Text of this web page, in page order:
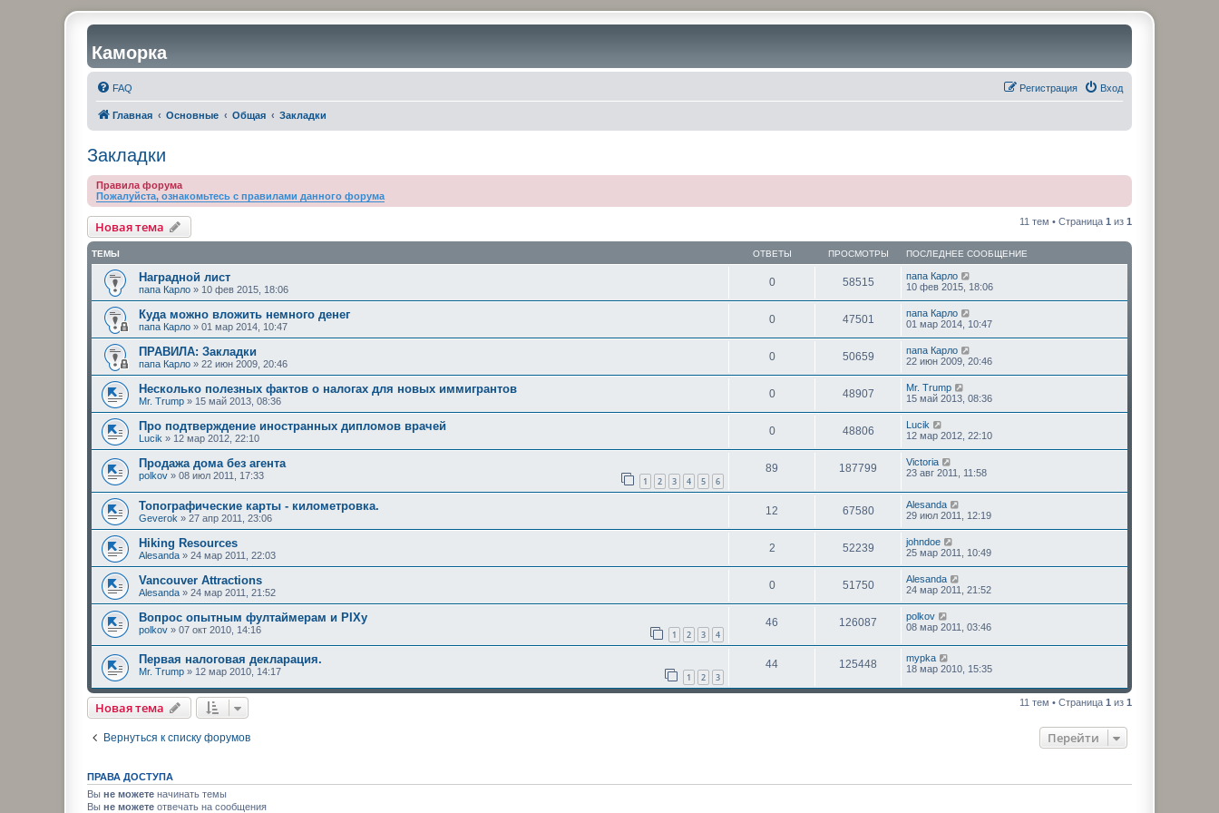
Каморка
FAQ Вход
Регистрация
Главная Основные Общая Закладки
Закладки
Правила форума
Пожалуйста, ознакомьтесь с правилами данного форума
Новая тема 11 тем • Страница 1 из 1
ТЕМЫ ОТВЕТЫ ПРОСМОТРЫ ПОСЛЕДНЕЕ СООБЩЕНИЕ
Наградной лист
папа Карло » 10 фев 2015, 18:06
0 58515
папа Карло
10 фев 2015, 18:06
Куда можно вложить немного денег
папа Карло » 01 мар 2014, 10:47
0 47501
папа Карло
01 мар 2014, 10:47
ПРАВИЛА: Закладки
папа Карло » 22 июн 2009, 20:46
0 50659
папа Карло
22 июн 2009, 20:46
Несколько полезных фактов о налогах для новых иммигрантов
Mr. Trump » 15 май 2013, 08:36
0 48907
Mr. Trump
15 май 2013, 08:36
Про подтверждение иностранных дипломов врачей
Lucik » 12 мар 2012, 22:10
0 48806
Lucik
12 мар 2012, 22:10
Продажа дома без агента
polkov » 08 июл 2011, 17:33 1 2 3 4 5 6
89 187799
Victoria
23 авг 2011, 11:58
Топографические карты - километровка.
Geverok » 27 апр 2011, 23:06
12 67580
Alesanda
29 июл 2011, 12:19
Hiking Resources
Alesanda » 24 мар 2011, 22:03
2 52239
johndoe
25 мар 2011, 10:49
Vancouver Attractions
Alesanda » 24 мар 2011, 21:52
0 51750
Alesanda
24 мар 2011, 21:52
Вопрос опытным фултаймерам и PIXу
polkov » 07 окт 2010, 14:16 1 2 3 4
46 126087
polkov
08 мар 2011, 03:46
Первая налоговая деклaрация.
Mr. Trump » 12 мар 2010, 14:17 1 2 3
44 125448
mypka
18 мар 2010, 15:35
Новая тема 11 тем • Страница 1 из 1
Вернуться к списку форумов Перейти
ПРАВА ДОСТУПА
Вы не можете начинать темы
Вы не можете отвечать на сообщения